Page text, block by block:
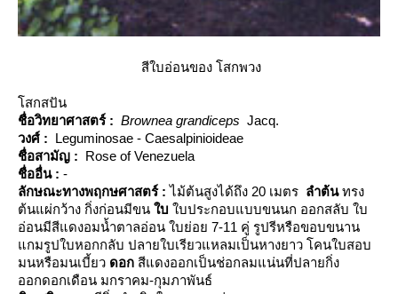
สีใบอ่อนของ โสกพวง
สกสปัน
ชื่อวิทยาศาสตร์ : Brownea grandiceps Jacq.
วงศ์ : Leguminosae - Caesalpinioideae
ชื่อสามัญ : Rose of Venezuela
ชื่ออื่น : -
ลักษณะทางพฤกษศาสตร์ : ไม้ต้นสูงได้ถึง 20 เมตร ลำต้นทรง
ต้นแผ่กว้าง กิ่งก่อนมีขน บ บประกอบแบบขนนก ออกสลับ ใบ
อ่อนมีสีแดงอมน้ำตาลอ่อน ใบย่อย 7-11 คู่ รูปรีหรือขอบขนาน
กมรูปใบหอกกลับ ปลายใบเรียวแหลมเป็นหางยาว โคนใบสอบ
มนหรือมนเบี้ยว ดอก สีแดงออกเป็นช่อกลมแน่นที่ปลายกิ่ง
ออกดอกเดือน มกราคม-กุมภาพันธ์